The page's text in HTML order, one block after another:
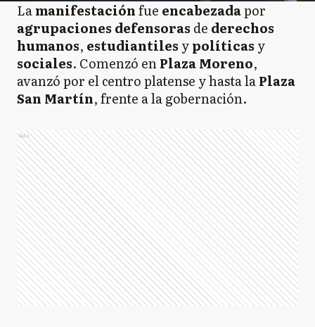
Lamanifestaciónfue encabezadapor
agrupaciones defensoras de derechos
humanos, estudiantiles ypolíticas y
sociales. Comenzó enPlaza Moreno,
avanzó por el centro platense y hasta laPlaza
San Martín, frente a la gobernación.
Ads